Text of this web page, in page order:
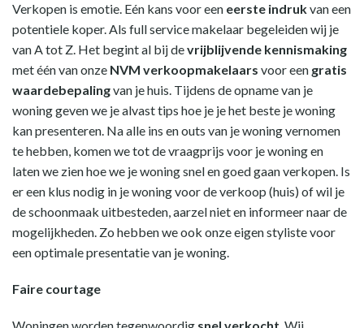
Verkopen is emotie. Eén kans voor een eerste indrukvan een
potentiele koper. Als full service makelaar begeleiden wij je
van A tot Z. Het begint al bij devrijblijvende kennismaking
met één van onze NVM verkoopmakelaars voor een gratis
waardebepalingvan je huis. Tijdens de opname van je
woning geven we je alvast tips hoe je je het beste je woning
kan presenteren. Na alle ins en outs van je woning vernomen
te hebben, komen we tot de vraagprijs voor je woning en
laten we zien hoe we je woning snel en goed gaan verkopen. Is
er een klus nodig in je woning voor de verkoop (huis) of wil je
de schoonmaak uitbesteden, aarzel niet en informeer naar de
mogelijkheden. Zo hebben we ook onze eigen styliste voor
een optimale presentatie van je woning.
Faire courtage